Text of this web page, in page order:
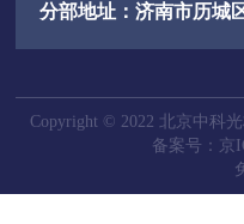
分部地址：济南市历城
Copyright © 2022 北京中科
备案号：京